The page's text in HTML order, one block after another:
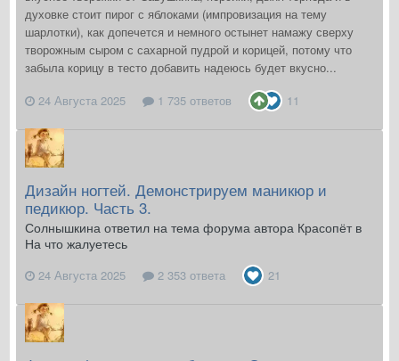
духовке стоит пирог с яблоками (импровизация на тему
шарлотки), как допечется и немного остынет намажу сверху
творожным сыром с сахарной пудрой и корицей, потому что
забыла корицу в тесто добавить надеюсь будет вкусно...
24 Августа 2025
1 735 ответов 11
Дизайн ногтей. Демонстрируем маникюр и
педикюр. Часть 3.
Солнышкина ответил на тема форума автора Красопёт в
На что жалуетесь
24 Августа 2025 2 353 ответа 21